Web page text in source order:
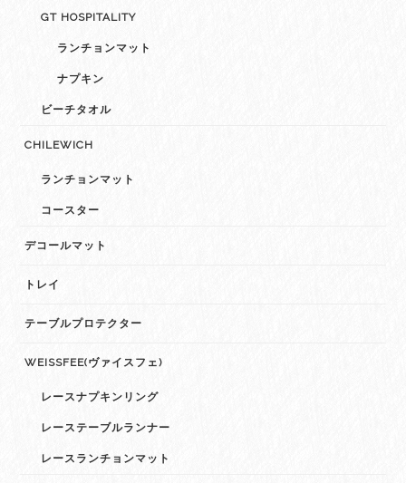
GT HOSPITALITY
ランチョンマット
ナプキン
ビーチタオル
CHILEWICH
ランチョンマット
コースター
デコールマット
トレイ
テーブルプロテクター
WEISSFEE(ヴァイスフェ)
レースナプキンリング
レーステーブルランナー
レースランチョンマット